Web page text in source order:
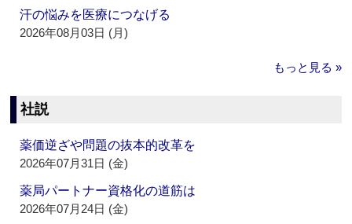
汗の悩みを医療につなげる
2026年08月03日 (月)
もっと見る »
社説
薬価逆ざや問題の抜本的改革を
2026年07月31日 (金)
薬局パートナー資格化の道筋は
2026年07月24日 (金)